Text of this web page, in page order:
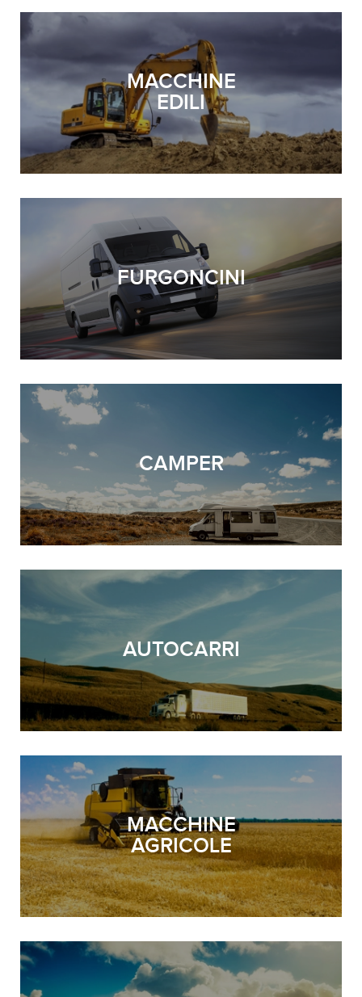
MACCHINE
EDILI
FURGONCINI
CAMPER
AUTOCARRI
MACCHINE
AGRICOLE